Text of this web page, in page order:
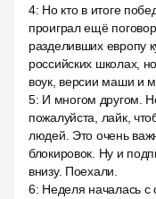
4: Но кто в итоге
проиграл ещё
разделивших европу
российских школах,
воук, версии маши и
5: И многом другом.
пожалуйста, лайк,
людей. Это очень
блокировок. Ну и
внизу. Поехали.
6: Неделя началась